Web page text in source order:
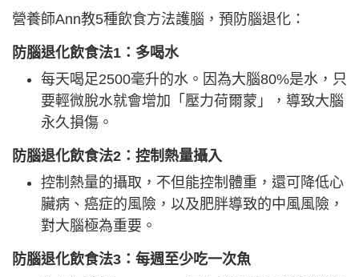
營養師Ann教5種飲食方法護腦，預防腦退化：
防腦退化飲食法1：多喝水
每天喝足2500毫升的水。因為大腦80%是水，只
要輕微脫水就會增加「壓力荷爾蒙」，導致大腦
永久損傷。
防腦退化飲食法2 ：控制熱量攝入
控制熱量的攝取，不但能控制體重，還可降低心
臟病、癌症的風險，以及肥胖導致的中風風險，
對大腦極為重要。
防腦退化飲食法3 ：每週至少吃一次魚